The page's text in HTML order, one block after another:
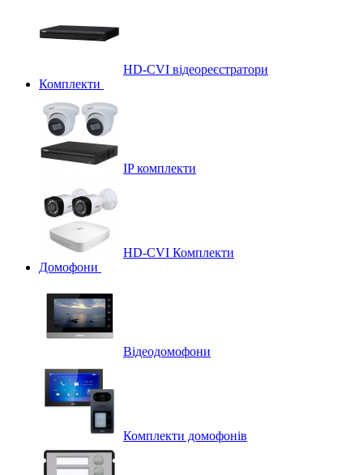
HD-CVI відеореєстратори
Комплекти
IP комплекти
HD-CVI Комплекти
Домофони
Відеодомофони
Комплекти домофонів